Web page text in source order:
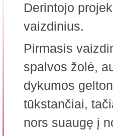
Derintojo
vaizdinius.
Pirmasis
spalvos žolė,
dykumos
tūkstančiai,
nors suaugę į